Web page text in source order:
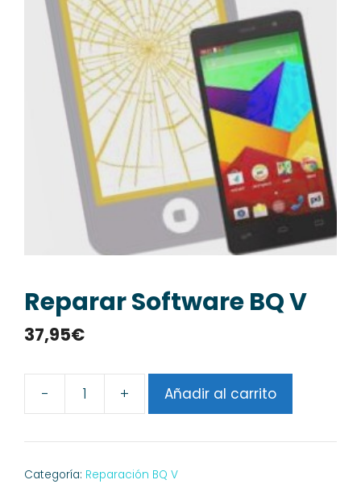
Reparar Software BQ V
37,95€
-
Reparar
BQ
V
+ Añadir al carrito
Categoría: Reparación BQ V